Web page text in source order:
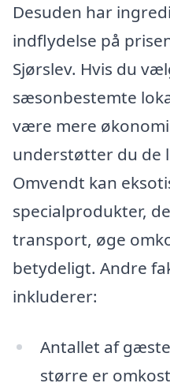
Desuden har
indflydelse på
Sjørslev. Hvis du
sæsonbestemte
være mere
understøtter du de
Omvendt kan
specialprodukter,
transport, øge
betydeligt. Andre
inkluderer:
Antallet af
større er